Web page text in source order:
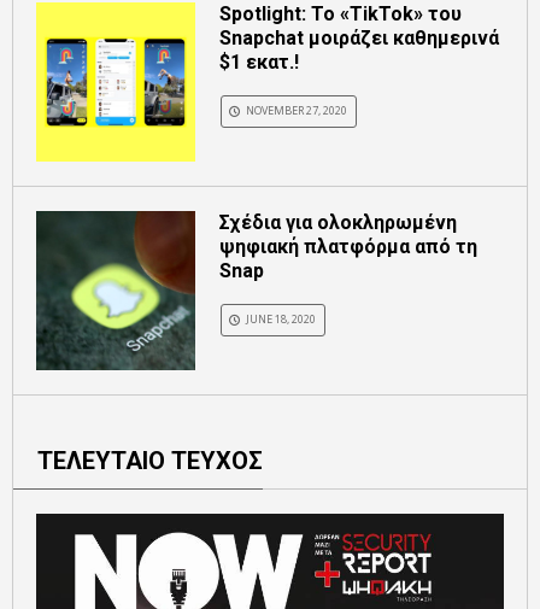
Spotlight: Το «TikTok» του
Snapchat μοιράζει καθημερινά
$1 εκατ.!
NOVEMBER 27, 2020
Σχέδια για ολοκληρωμένη
ψηφιακή πλατφόρμα από τη
Snap
JUNE 18, 2020
ΤΕΛΕΥΤΑΙΟ ΤΕΥΧΟΣ